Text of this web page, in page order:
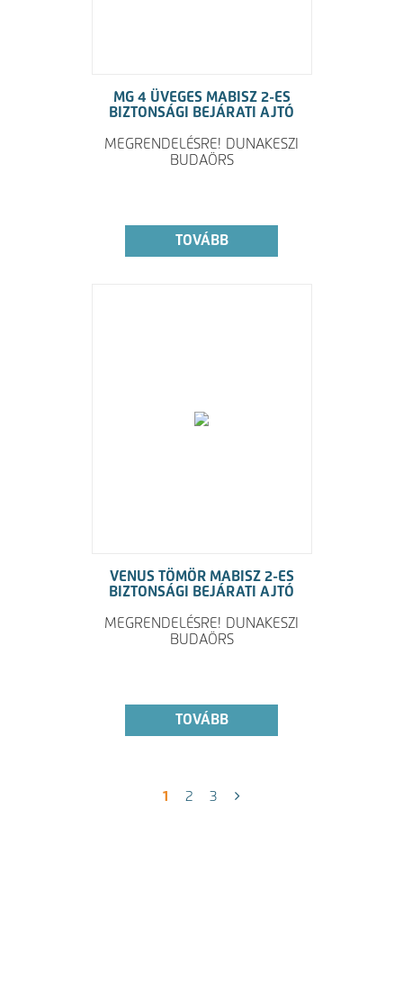
MG 4 ÜVEGES MABISZ 2-ES
BIZTONSÁGI BEJÁRATI AJTÓ
MEGRENDELÉSRE! DUNAKESZI
BUDAÖRS
TOVÁBB
VENUS TÖMÖR MABISZ 2-ES
BIZTONSÁGI BEJÁRATI AJTÓ
MEGRENDELÉSRE! DUNAKESZI
BUDAÖRS
TOVÁBB
1 2 3